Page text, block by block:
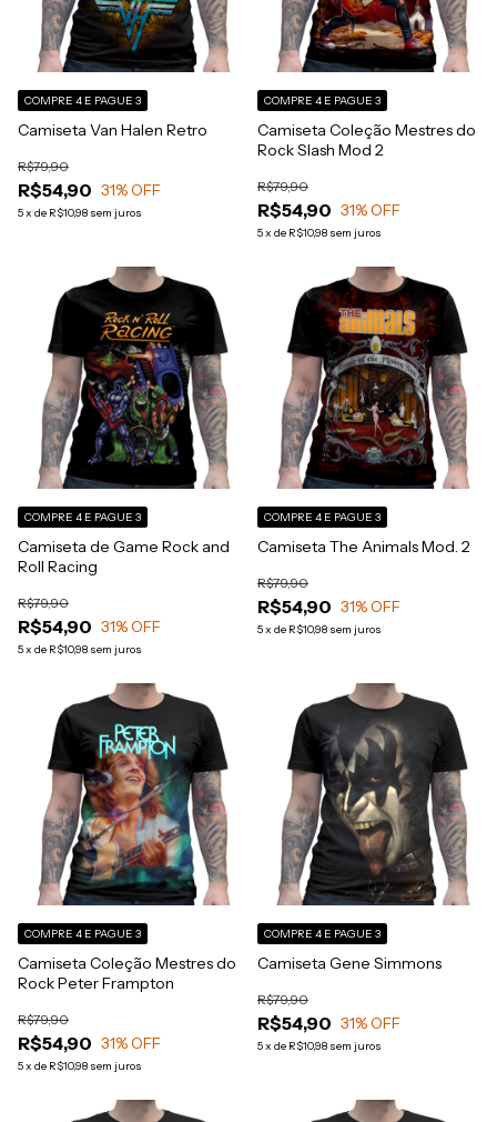
Camiseta Van Halen Retro
R$54,90
R$79,90
31% OFF
5x de R$10,98 sem juros
COMPRE 4 E PAGUE 3
Camiseta Coleção Mestres do
Rock Slash Mod 2
R$54,90
R$79,90
31% OFF
5x de R$10,98 sem juros
COMPRE 4 E PAGUE 3
Camiseta de Game Rock and
Roll Racing
R$54,90
R$79,90
31% OFF
5x de R$10,98 sem juros
COMPRE 4 E PAGUE 3
Camiseta The Animals Mod. 2
R$54,90
R$79,90
31% OFF
5x de R$10,98 sem juros
COMPRE 4 E PAGUE 3
Camiseta Coleção Mestres do
Rock Peter Frampton
R$54,90
R$79,90
31% OFF
5x de R$10,98 sem juros
COMPRE 4 E PAGUE 3
Camiseta Gene Simmons
R$54,90
R$79,90
31% OFF
5x de R$10,98 sem juros
COMPRE 4 E PAGUE 3